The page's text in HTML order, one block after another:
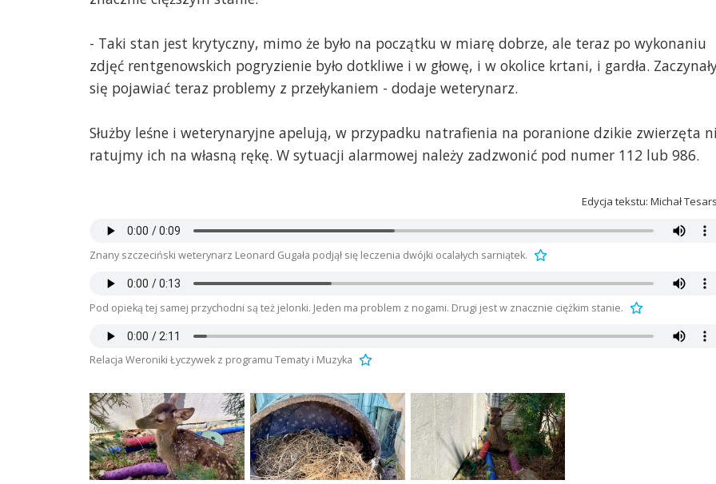
- Taki stan jest krytyczny, mimo że było na początku w miarę dobrze, ale teraz po wykonaniu
zdjęć rentgenowskich pogryzienie było dotkliwe i w głowę, i w okolice krtani, i gardła.
się pojawiać teraz problemy z przełykaniem - dodaje weterynarz.
Służby leśne i weterynaryjne apelują, w przypadku natrafienia na poranione dzikie zwierzęta
ratujmy ich na własną rękę. W sytuacji alarmowej należy zadzwonić pod numer 112 lub 986.
Edycja tekstu: Michał
Znany szczeciński weterynarz Leonard Gugała podjął się leczenia dwójki ocalałych sarniątek.
Pod opieką tej samej przychodni są też jelonki. Jeden ma problem z nogami. Drugi jest w znacznie ciężkim stanie.
Relacja Weroniki Łyczywek z programu Tematy i Muzyka